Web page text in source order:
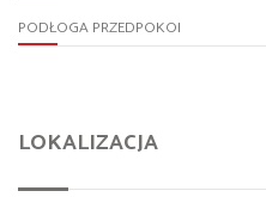
PODŁOGA PRZEDPOKOI
LOKALIZACJA